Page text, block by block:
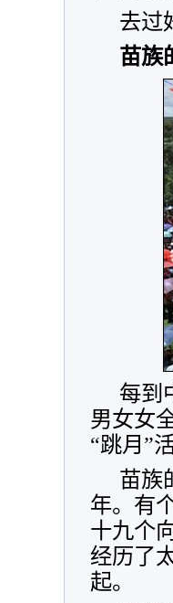
去过
苗族
每到
男女女
“跳月”
苗族
年。有
十九个
经历了
起。